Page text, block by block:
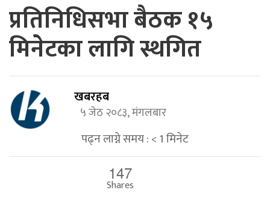
प्रतिनिधिसभा बैठक १५
मिनेटका लागि स्थगित
खबरहब
५ जेठ २०८३, मंगलबार
पढ्न लाग्ने समय :< 1मिनेट
147
Shares